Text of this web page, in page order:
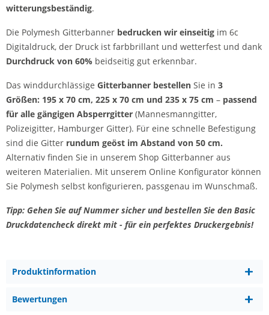
witterungsbeständig.
Die Polymesh Gitterbanner bedrucken wir einseitig im 6c
Digitaldruck, der Druck ist farbbrillant und wetterfest und dank
Durchdruck von 60% beidseitig gut erkennbar.
Das winddurchlässige Gitterbanner bestellen Sie in 3
Größen: 195 x 70 cm, 225 x 70 cm und 235 x 75 cm – passend
für alle gängigen Absperrgitter (Mannesmanngitter,
Polizeigitter, Hamburger Gitter). Für eine schnelle Befestigung
sind die Gitter rundum geöst im Abstand von 50 cm.
Alternativ finden Sie in unserem Shop Gitterbanner aus
weiteren Materialien. Mit unserem Online Konfigurator können
Sie Polymesh selbst konfigurieren, passgenau im Wunschmaß.
Tipp: Gehen Sie auf Nummer sicher und bestellen Sie den Basic
Druckdatencheck direkt mit - für ein perfektes Druckergebnis!
Produktinformation
Bewertungen